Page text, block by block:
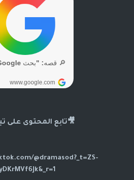
🎥تابع المحتوى على
@dramasod?_t=ZS-